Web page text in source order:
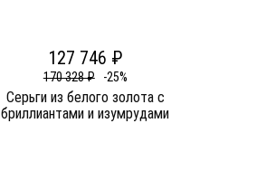
127 746 ₽
170 328 ₽ -25%
Серьги из белого золота c
бриллиантами и изумрудами